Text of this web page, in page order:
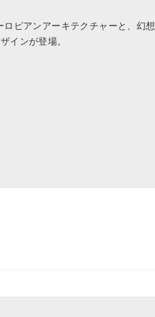
ピアンアーキテクチャーと、幻想
インが登場。